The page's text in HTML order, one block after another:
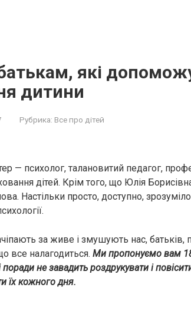
які
дитини
Рубрика: Все про дітей
— психолог, талановитий педагог,
дітей. Крім того, що Юлія
Настільки просто, доступно,
за живе і змушують нас,
все налагодиться. Ми пропонуємо вам
поради не завадить роздрукувати і
їх кожного дня.